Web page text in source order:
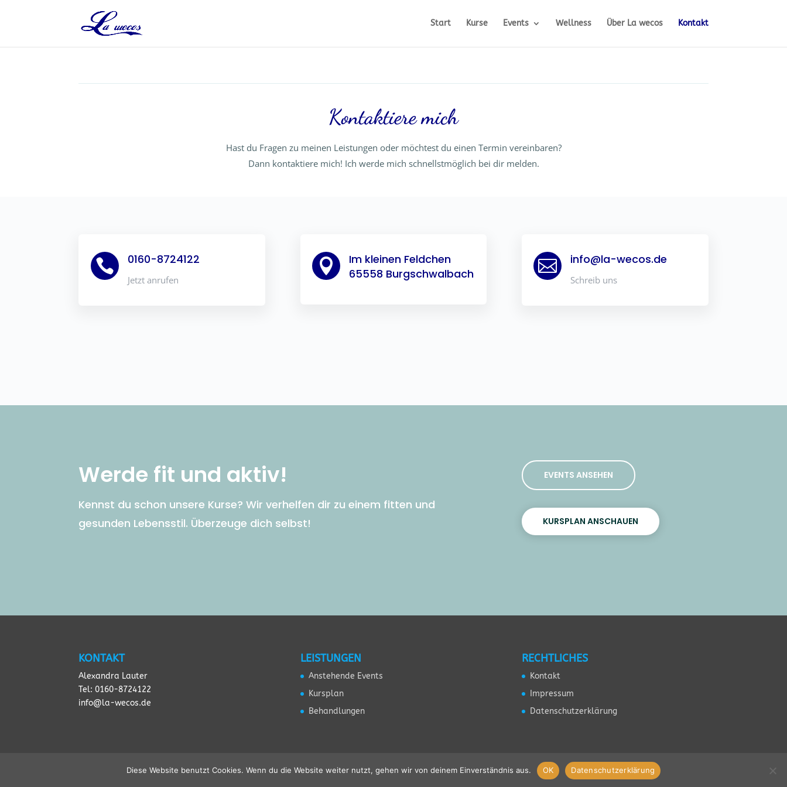
Start Kurse Events Wellness Über La wecos Kontakt
Kontaktiere mich
Hast du Fragen zu meinen Leistungen oder möchtest du einen Termin vereinbaren?
Dann kontaktiere mich! Ich werde mich schnellstmöglich bei dir melden.
 0160-8724122
Jetzt anrufen

Im kleinen Feldchen
65558 Burgschwalbach
 info@la-wecos.de
Schreib uns
Werde fit und aktiv!
Kennst du schon unsere Kurse? Wir verhelfen dir zu einem fitten und
gesunden Lebensstil. Überzeuge dich selbst!
EVENTS ANSEHEN
KURSPLAN ANSCHAUEN
KONTAKT
Alexandra Lauter
Tel: 0160-8724122
info@la-wecos.de
LEISTUNGEN
Anstehende Events
Kursplan
Behandlungen
RECHTLICHES
Kontakt
Impressum
Datenschutzerklärung
COPYRIGHT 2020 © LA WECOS
Diese Website benutzt Cookies. Wenn du die Website weiter nutzt, gehen wir von deinem Einverständnis aus. OK Datenschutzerklärung